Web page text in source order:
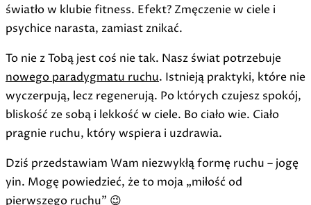
światło w klubie fitness. Efekt? Zmęczenie w ciele i
psychice narasta, zamiast znikać.
To nie z Tobą jest coś nie tak. Nasz świat potrzebuje
nowego paradygmatu ruchu. Istnieją praktyki, które nie
wyczerpują, lecz regenerują. Po których czujesz spokój,
bliskość ze sobą i lekkość w ciele. Bo ciało wie. Ciało
pragnie ruchu, który wspiera i uzdrawia.
Dziś przedstawiam Wam niezwykłą formę ruchu – jogę
yin. Mogę powiedzieć, że to moja „miłość od
pierwszego ruchu” 😉